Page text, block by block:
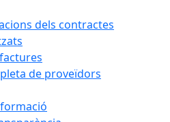
dels contractes
de proveïdors